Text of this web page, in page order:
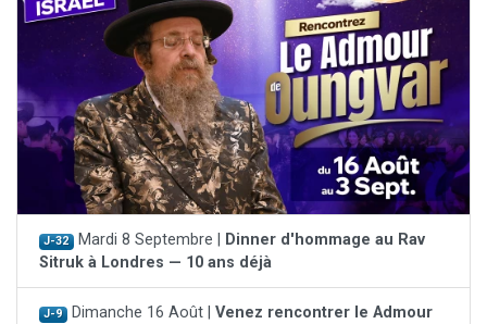
J-32 Mardi 8 Septembre |
Dinner d'hommage au Rav
Sitruk à Londres — 10 ans déjà
J-9 Dimanche 16 Août | Venez rencontrer le Admour